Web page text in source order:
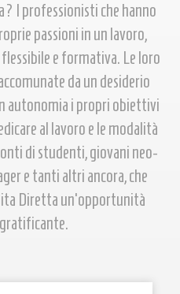
I professionisti che hanno
passioni in un lavoro,
e formativa. Le loro
da un desiderio
autonomia i propri obiettivi
al lavoro e le modalità
di studenti, giovani neo-
e tanti altri ancora, che
Diretta un'opportunità